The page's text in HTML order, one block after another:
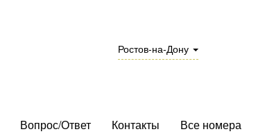
Ростов-на-Дону
Вопрос/Ответ Контакты Все номера